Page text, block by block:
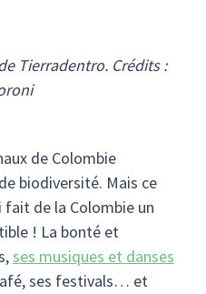
Tierradentro. Crédits :
de Colombie
biodiversité. Mais ce
fait de la Colombie un
! La bonté et
ses musiques et danses
ses festivals… et